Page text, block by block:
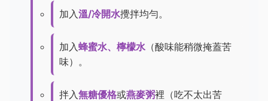
加入溫/冷開水攪拌均勻。
加入蜂蜜水、檸檬水 （酸味能稍微掩蓋苦
味）。
拌入無糖優格或燕麥粥裡（吃不太出苦